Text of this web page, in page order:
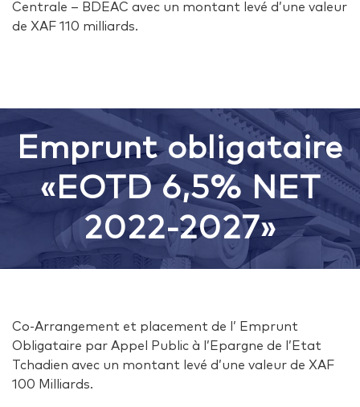
Centrale – BDEAC avec un montant levé d’une valeur
de XAF 110 milliards.
Emprunt obligataire
«EOTD 6,5% NET
2022-2027»
Co-Arrangement et placement de l’ Emprunt
Obligataire par Appel Public à l’Epargne de l’Etat
Tchadien avec un montant levé d’une valeur de XAF
100 Milliards.